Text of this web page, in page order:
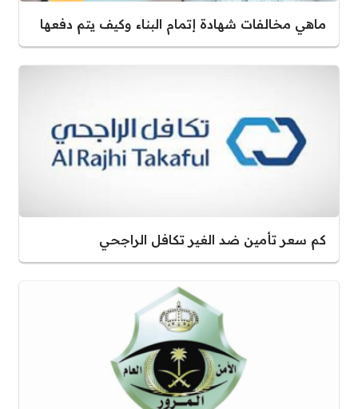
ماهي مخالفات شهادة إتمام البناء وكيف يتم دفعها
كم سعر تأمين ضد الغير تكافل الراجحي